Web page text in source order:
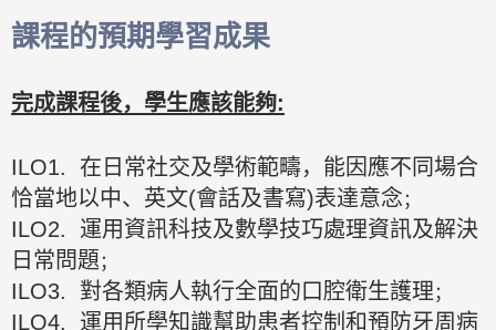
課程的預期學習成果
完成課程後，學生應該能夠:
ILO1. 在日常社交及學術範疇，能因應不同場合
恰當地以中、英文(會話及書寫)表達意念 ；
ILO2. 運用資訊科技及數學技巧處理資訊及解決
日常問題 ；
ILO3. 對各類病人執行全面的口腔衛生護理 ；
ILO4. 運用所學知識幫助患者控制和預防牙周病